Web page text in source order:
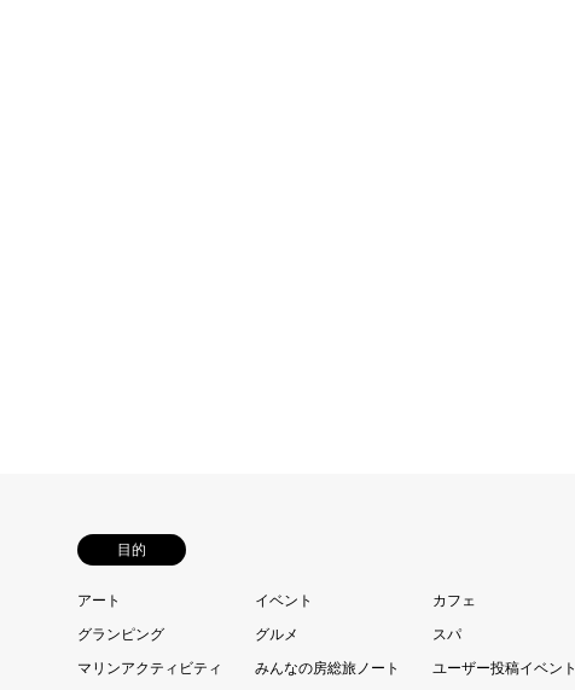
目的
アート イベント カフェ
グランピング
グルメ スパ
マリンアクティビティ
みんなの房総旅ノート ユーザー投稿イベント